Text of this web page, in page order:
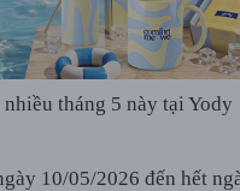
tháng 5 này tại Yody
10/05/2026 đến hết